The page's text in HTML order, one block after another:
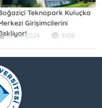
Teknopark Kuluçka
Girişimcilerini
02-04-2024 3108